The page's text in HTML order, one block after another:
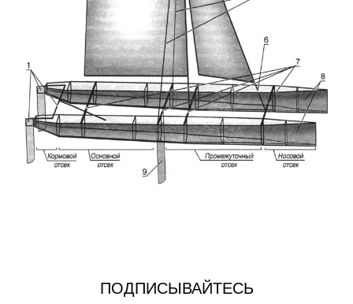
ПОДПИСЫВАЙТЕСЬ